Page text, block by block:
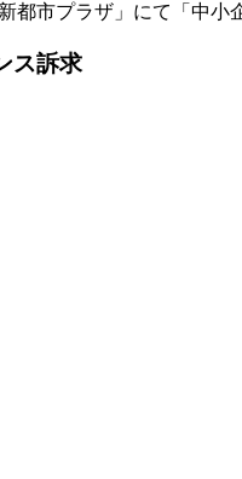
市プラザ」にて「中小
ス訴求